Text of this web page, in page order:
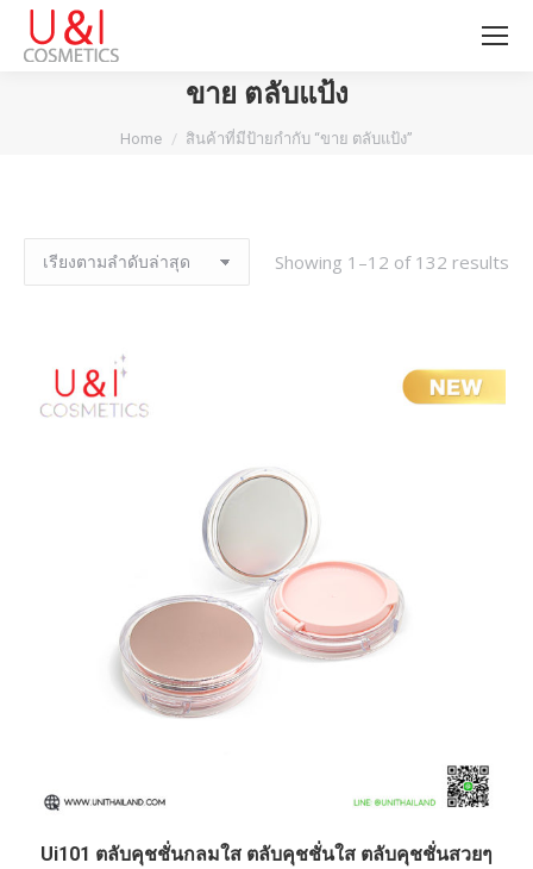
ขาย ตลับแป้ง
You are here:
Home สินค้าที่มีป้ายกำกับ “ขาย ตลับแป้ง”
Showing 1–12 of 132 results
Ui101 ตลับคุชชั่นกลมใส ตลับคุชชั่นใส ตลับคุชชั่นสวยๆ